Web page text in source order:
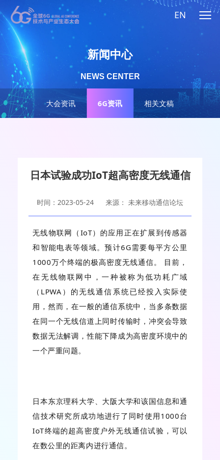
EN
大会资讯 6G资讯 相关文稿
新闻中心
NEWS CENTER
日本试验成功IoT超高密度无线通信
时间：2023-05-24 来源： 未来移动通信论坛
无线物联网（IoT）的应用正在扩展到传感器
和智能电表等领域。预计6G需要每平方公里
1000万个终端的极高密度无线通信。 目前，
在无线物联网中，一种被称为低功耗广域
（LPWA）的无线通信系统已经投入实际使
用，然而，在一般的通信系统中，当多条数据
在同一个无线信道上同时传输时，冲突会导致
数据无法解调，性能下降成为高密度环境中的
一个严重问题。
日本东京理科大学、大阪大学和该国信息和通
信技术研究所成功地进行了同时使用1000台
IoT终端的超高密度户外无线通信试验，可以
在数公里的距离内进行通信。